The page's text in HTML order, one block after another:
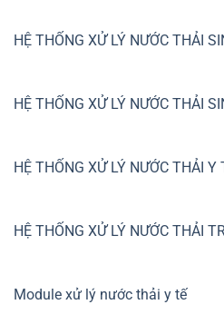
HỆ THỐNG XỬ LÝ NƯỚC THẢI
HỆ THỐNG XỬ LÝ NƯỚC THẢI
HỆ THỐNG XỬ LÝ NƯỚC THẢI Y
HỆ THỐNG XỬ LÝ NƯỚC THẢI
Module xử lý nước thải y tế